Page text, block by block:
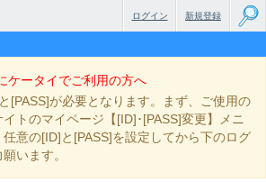
新規登録
ログイン
ケータイでご利用の方へ
[PASS]が必要となります。まず、ご使用の
トのマイページ【[ID]･[PASS]変更】メニ
任意の[ID]と[PASS]を設定してから下のログ
います。